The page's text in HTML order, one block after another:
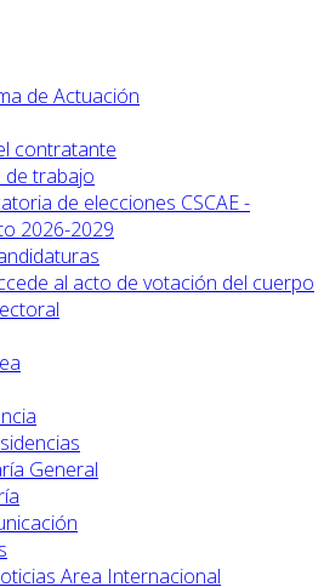
de Actuación
contratante
de trabajo
de elecciones CSCAE -
2026-2029
al acto de votación del cuerpo
General
Area Internacional